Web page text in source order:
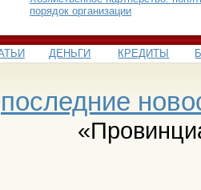
порядок организации
ДЕНЬГИ КРЕДИТЫ
последние